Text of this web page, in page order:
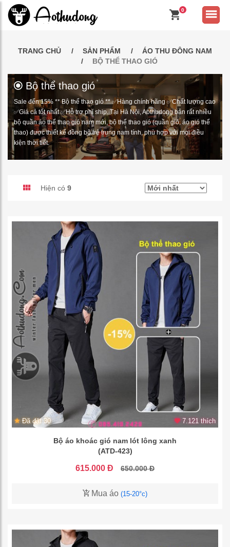
0
TRANG CHỦ SẢN PHẨM
ÁO THU ĐÔNG NAM
BỘ THỂ THAO GIÓ
Bộ thể thao gió
Sale đến 15% ** Bộ thể thao gió ** ✅Hàng chính hãng ✅Chất lượng cao
✅Giá cả tốt nhất ✅Hỗ trợ phí ship. Tại Hà Nội, Aothudong bán rất nhiều
bộ quần áo thể thao gió nam mới, bộ thể thao gió (quần gió, áo gió thể
thao) được thiết kế đồng bộ trẻ trung nam tính, phù hợp với mọi điều
kiện thời tiết.
Hiện có 9
Đã đặt 30 7.121 thích
Bộ áo khoác gió nam lót lông xanh
(ATD-423)
615.000 Đ 650.000 Đ
Mua áo (15-20°c)